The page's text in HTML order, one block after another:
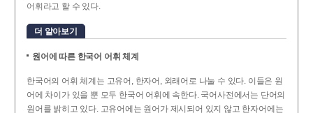
어휘라고 할 수 있다.
더 알아보기
원어에 따른 한국어 어휘 체계
한국어의 어휘 체계는 고유어, 한자어, 외래어로 나눌 수 있다. 이들은 원
어에 차이가 있을 뿐 모두 한국어 어휘에 속한다. 국어사전에서는 단어의
원어를 밝히고 있다. 고유어에는 원어가 제시되어 있지 않고 한자어에는